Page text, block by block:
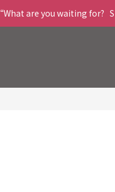
“What are you waiting for?